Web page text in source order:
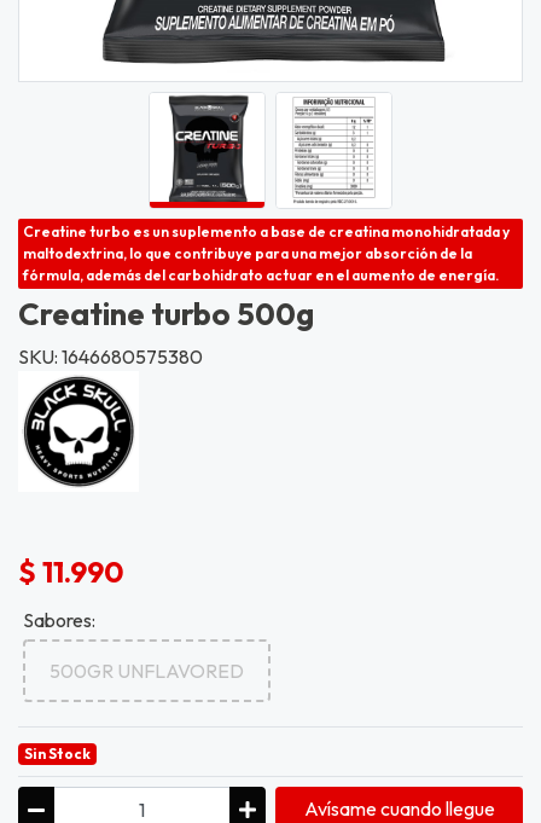
Creatine turbo es un suplemento a base de creatina monohidratada y
maltodextrina, lo que contribuye para una mejor absorción de la
fórmula, además del carbohidrato actuar en el aumento de energía.
Creatine turbo 500g
SKU: 1646680575380
$ 11.990
Sabores:
500GR UNFLAVORED
Sin Stock
Avísame cuando llegue